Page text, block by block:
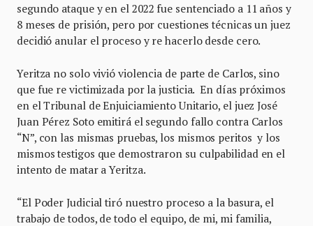
segundo ataque y en el 2022 fue sentenciado a 11 años y
8 meses de prisión, pero por cuestiones técnicas un juez
decidió anular el proceso y re hacerlo desde cero.
Yeritza no solo vivió violencia de parte de Carlos, sino
que fue re victimizada por la justicia. En días próximos
en el Tribunal de Enjuiciamiento Unitario, el juez José
Juan Pérez Soto emitirá el segundo fallo contra Carlos
“N”, con las mismas pruebas, los mismos peritos y los
mismos testigos que demostraron su culpabilidad en el
intento de matar a Yeritza.
“El Poder Judicial tiró nuestro proceso a la basura, el
trabajo de todos, de todo el equipo, de mi, mi familia,